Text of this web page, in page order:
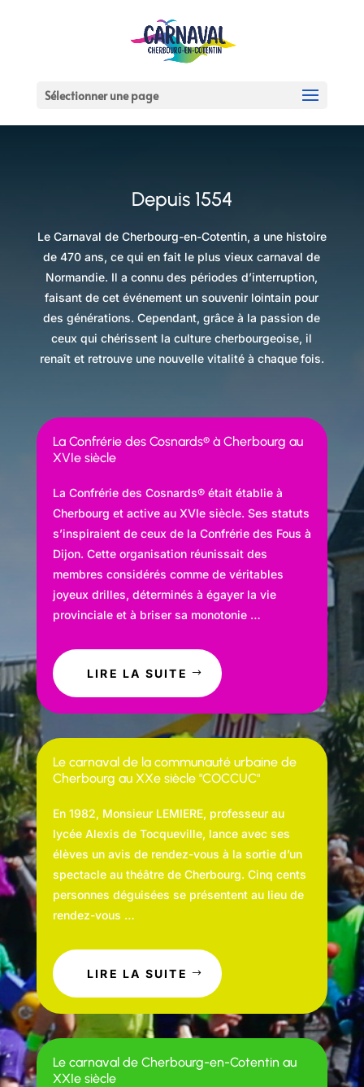
Sélectionner une page
Depuis 1554
Le Carnaval de Cherbourg-en-Cotentin, a une histoire
de 470 ans, ce qui en fait le plus vieux carnaval de
Normandie. Il a connu des périodes d’interruption,
faisant de cet événement un souvenir lointain pour
des générations. Cependant, grâce à la passion de
ceux qui chérissent la culture cherbourgeoise, il
renaît et retrouve une nouvelle vitalité à chaque fois.
La Confrérie des Cosnards® à Cherbourg au
XVIe siècle
La Confrérie des Cosnards® était établie à
Cherbourg et active au XVIe siècle. Ses statuts
s’inspiraient de ceux de la Confrérie des Fous à
Dijon. Cette organisation réunissait des
membres considérés comme de véritables
joyeux drilles, déterminés à égayer la vie
provinciale et à briser sa monotonie …
LIRE LA SUITE
Le carnaval de la communauté urbaine de
Cherbourg au XXe siècle "COCCUC"
En 1982, Monsieur LEMIERE, professeur au
lycée Alexis de Tocqueville, lance avec ses
élèves un avis de rendez-vous à la sortie d’un
spectacle au théâtre de Cherbourg. Cinq cents
personnes déguisées se présentent au lieu de
rendez-vous …
LIRE LA SUITE
Le carnaval de Cherbourg-en-Cotentin au
XXIe siècle